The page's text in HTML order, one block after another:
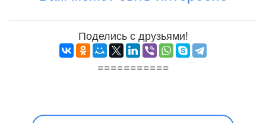
Поделись с друзьями!
===========